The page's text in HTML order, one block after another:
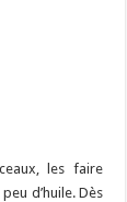
les faire
d’huile. Dès